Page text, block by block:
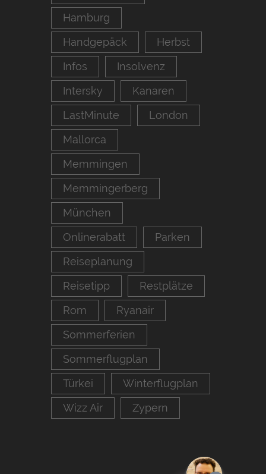
Hamburg
Handgepäck
Herbst
Infos
Insolvenz
Intersky
Kanaren
LastMinute
London
Mallorca
Memmingen
Memmingerberg
München
Onlinerabatt
Parken
Reiseplanung
Reisetipp
Restplätze
Rom
Ryanair
Sommerferien
Sommerflugplan
Türkei
Winterflugplan
Wizz Air
Zypern